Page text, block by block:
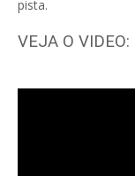
pista.
VEJA O VIDEO: